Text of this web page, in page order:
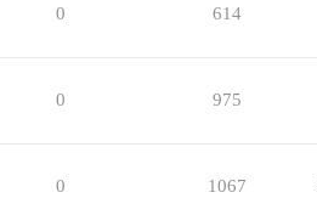
0 614
0 975
0 1067